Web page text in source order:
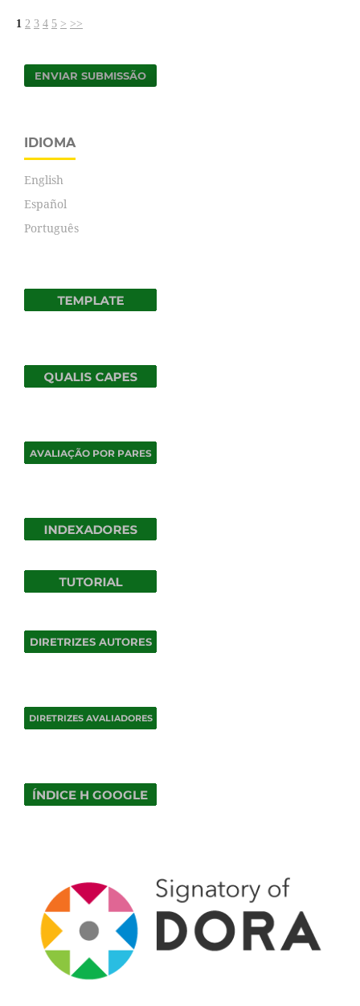
1 2 3 4 5 > >>
ENVIAR SUBMISSÃO
IDIOMA
English
Español
Português